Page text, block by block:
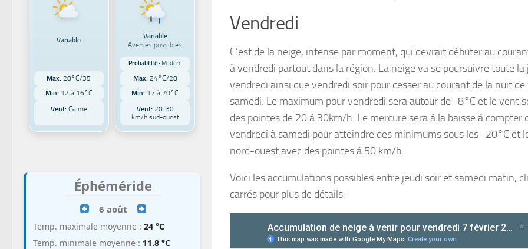
Vendredi
C’est de la neige, intense par moment, qui devrait débuter au
à vendredi partout dans la région. La neige va se poursuivre toute la
vendredi ainsi que vendredi soir pour cesser au courant de la nuit
samedi. Le maximum pour vendredi sera autour de -8°C et le vent
des pointes de 20 à 30km/h. Le mercure sera à la baisse à compter
vendredi à samedi pour atteindre des minimums sous les -20°C et
nord-ouest avec des pointes à 50 km/h.
Voici les accumulations possibles entre jeudi soir et samedi matin,
carrés pour plus de détails:
Variable
Max: 28°C/35
Min: 12 à 16°C
Vent:Calme
Variable
Averses possibles
Probabilité : Modéré
Max: 24°C/28
Min: 17 à 20°C
Vent:20-30
km/h sud-ouest
Éphéméride
6 août
Temp. maximale moyenne : 24 °C
Temp. minimale moyenne : 11.8 °C